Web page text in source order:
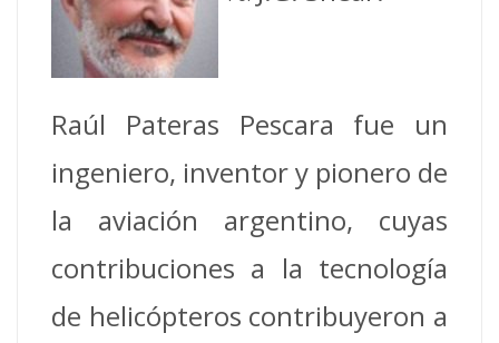
Raúl Pateras Pescara fue un
ingeniero, inventor y pionero de
la aviación argentino, cuyas
contribuciones a la tecnología
de helicópteros contribuyeron a